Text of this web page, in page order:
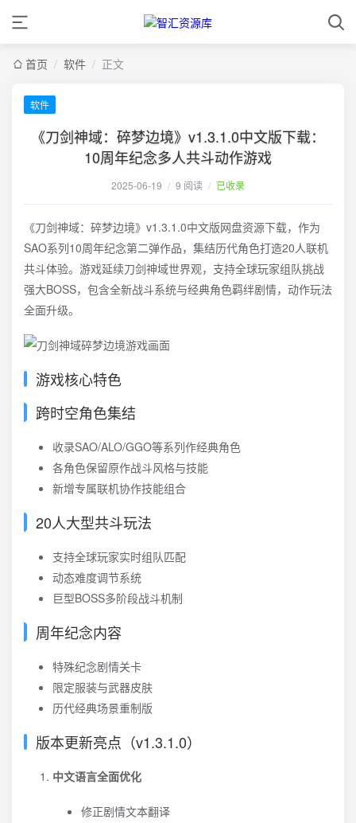
首页 / 软件 / 正文
软件
《刀剑神域：碎梦边境》v1.3.1.0中文版下载：
10周年纪念多人共斗动作游戏
2025-06-19 / 9 阅读 / 已收录
《刀剑神域：碎梦边境》v1.3.1.0中文版网盘资源下载，作为
SAO系列10周年纪念第二弹作品，集结历代角色打造20人联机
共斗体验。游戏延续刀剑神域世界观，支持全球玩家组队挑战
强大BOSS，包含全新战斗系统与经典角色羁绊剧情，动作玩法
全面升级。
游戏核心特色
跨时空角色集结
收录SAO/ALO/GGO等系列作经典角色
各角色保留原作战斗风格与技能
新增专属联机协作技能组合
20人大型共斗玩法
支持全球玩家实时组队匹配
动态难度调节系统
巨型BOSS多阶段战斗机制
周年纪念内容
特殊纪念剧情关卡
限定服装与武器皮肤
历代经典场景重制版
版本更新亮点（v1.3.1.0）
中文语言全面优化
修正剧情文本翻译